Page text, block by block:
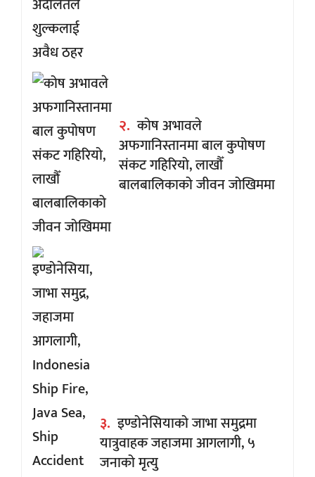
२. कोष अभावले
अफगानिस्तानमा बाल कुपोषण
संकट गहिरियो, लाखौँ
बालबालिकाको जीवन जोखिममा
३. इण्डोनेसियाको जाभा समुद्रमा
यात्रुवाहक जहाजमा आगलागी, ५
जनाको मृत्यु